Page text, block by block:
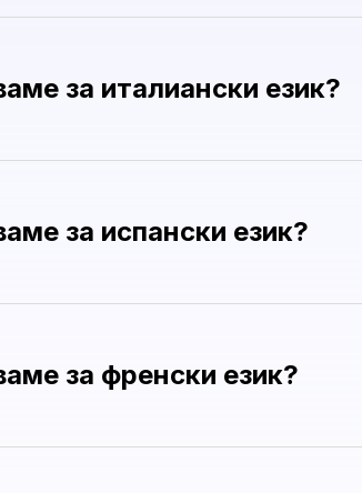
за италиански език?
за испански език?
за френски език?